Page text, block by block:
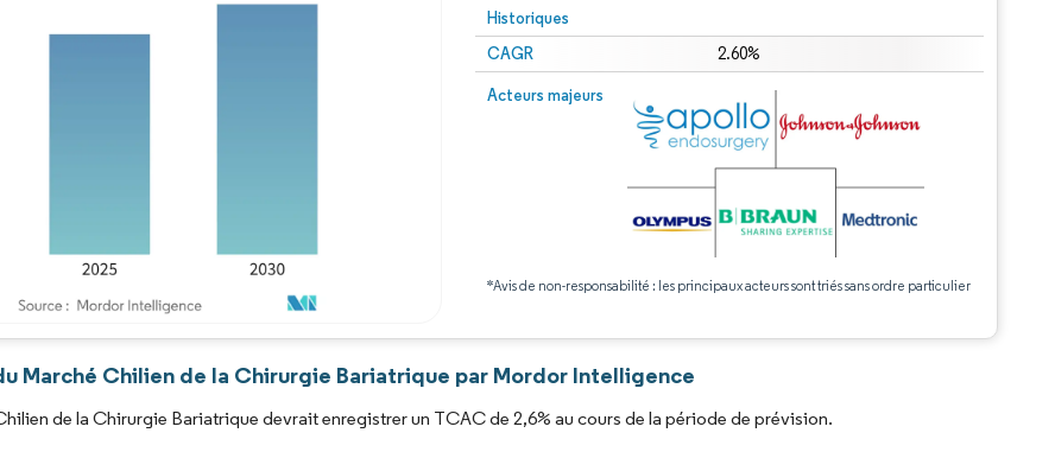
Historiques
CAGR 2.60%
Acteurs majeurs
*Avis de non-responsabilité : les principaux acteurs sont triés sans ordre particulier
Image © Mordor Intelligence. La réutilisation nécessite une attribution sous CC BY 4.0.
Marché Chilien de la Chirurgie Bariatrique par Mordor Intelligence
de la Chirurgie Bariatrique devrait enregistrer un TCAC de 2,6% au cours de la période de prévision.